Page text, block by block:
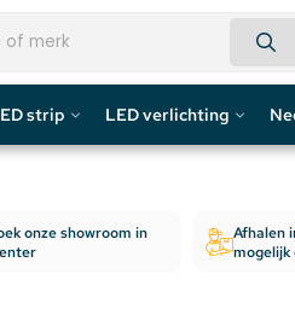
strip
Strip accessoires
LED verlichting
LED Lampen
onze showroom in
Afhalen
mogelijk